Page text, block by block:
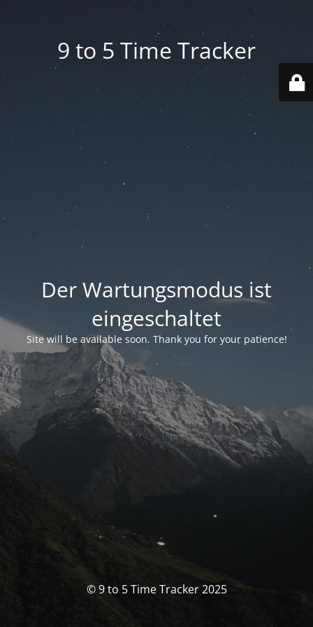
9 to 5 Time Tracker
Der Wartungsmodus ist
eingeschaltet
Site will be available soon. Thank you for your patience!
© 9 to 5 Time Tracker 2025